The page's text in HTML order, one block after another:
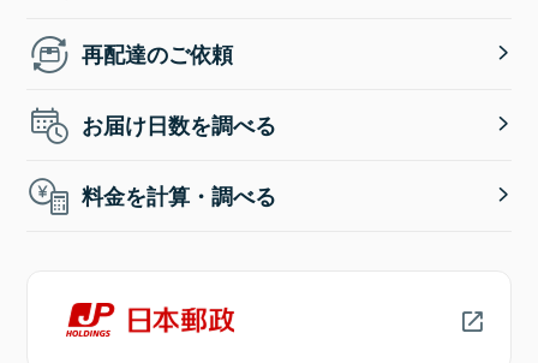
再配達のご依頼
お届け日数を調べる
料金を計算・調べる